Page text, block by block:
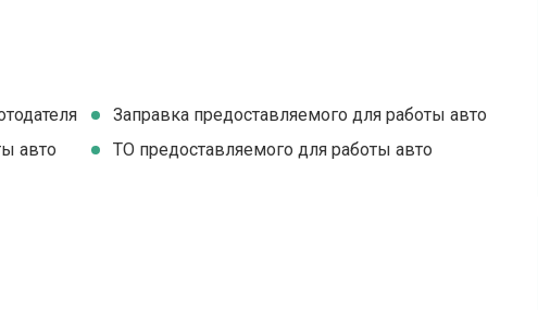
Заправка предоставляемого для работы авто
авто
ТО предоставляемого для работы авто